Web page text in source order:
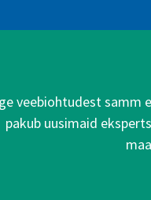
veebiohtudest samm
pakub uusimaid